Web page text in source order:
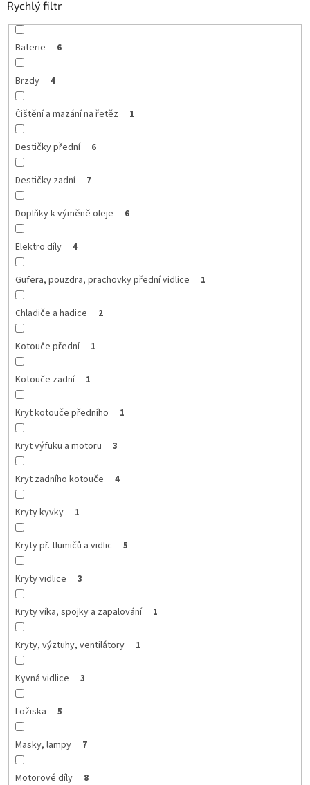
Rychlý filtr
Baterie 6
Brzdy 4
Čištění a mazání na řetěz 1
Destičky přední 6
Destičky zadní 7
Doplňky k výměně oleje 6
Elektro díly 4
Gufera, pouzdra, prachovky přední vidlice 1
Chladiče a hadice 2
Kotouče přední 1
Kotouče zadní 1
Kryt kotouče předního 1
Kryt výfuku a motoru 3
Kryt zadního kotouče 4
Kryty kyvky 1
Kryty př. tlumičů a vidlic 5
Kryty vidlice 3
Kryty víka, spojky a zapalování 1
Kryty, výztuhy, ventilátory 1
Kyvná vidlice 3
Ložiska 5
Masky, lampy 7
Motorové díly 8